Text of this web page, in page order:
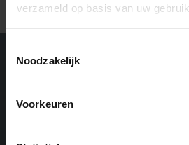
verzameld op basis van uw
Noodzakelijk
Voorkeuren